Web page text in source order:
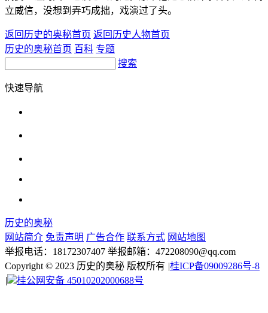
立威信，没想到弄巧成拙，戏演过了头。
返回历史的奥秘首页 返回历史人物首页
历史的奥秘首页 百科 专题
搜索
快速导航
历史的奥秘
网站简介 免责声明 广告合作 联系方式 网站地图
举报电话：18172307407 举报邮箱：472208090@qq.com
Copyright © 2023 历史的奥秘 版权所有 桂ICP备09009286号-8
桂公网安备 45010202000688号